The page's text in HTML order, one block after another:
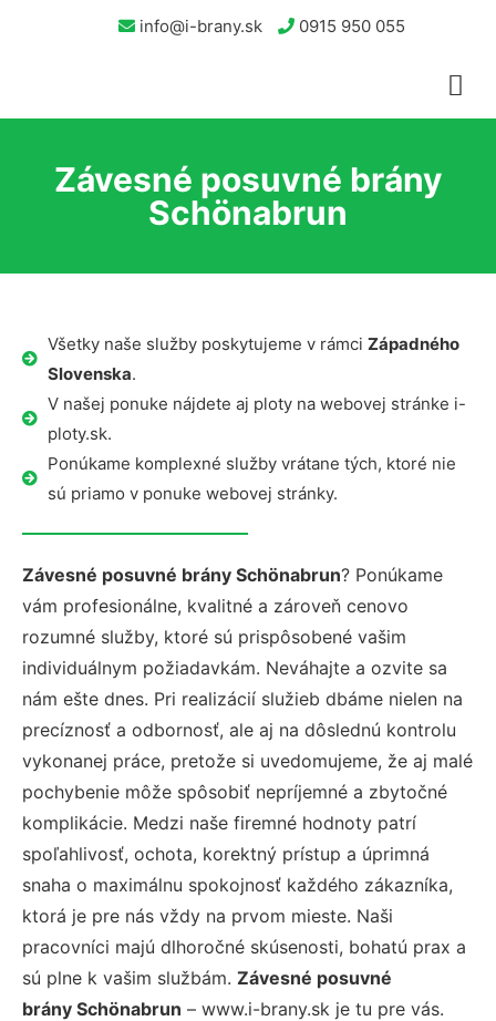
info@i-brany.sk 0915 950 055
Závesné posuvné brány
Schönabrun
Všetky naše služby poskytujeme v rámci Západného
Slovenska.
V našej ponuke nájdete aj ploty na webovej stránke i-
ploty.sk.
Ponúkame komplexné služby vrátane tých, ktoré nie
sú priamo v ponuke webovej stránky.
Závesné posuvné brány Schönabrun? Ponúkame
vám profesionálne, kvalitné a zároveň cenovo
rozumné služby, ktoré sú prispôsobené vašim
individuálnym požiadavkám. Neváhajte a ozvite sa
nám ešte dnes. Pri realizácií služieb dbáme nielen na
precíznosť a odbornosť, ale aj na dôslednú kontrolu
vykonanej práce, pretože si uvedomujeme, že aj malé
pochybenie môže spôsobiť nepríjemné a zbytočné
komplikácie. Medzi naše firemné hodnoty patrí
spoľahlivosť, ochota, korektný prístup a úprimná
snaha o maximálnu spokojnosť každého zákazníka,
ktorá je pre nás vždy na prvom mieste. Naši
pracovníci majú dlhoročné skúsenosti, bohatú prax a
sú plne k vašim službám. Závesné posuvné
brány Schönabrun – www.i-brany.sk je tu pre vás.